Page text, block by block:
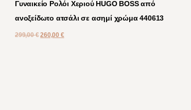
Γυναικείο Ρολόι Χεριού HUGO BOSS από
ανοξείδωτο ατσάλι σε ασημί χρώμα 440613
299,00€ 260,00 €